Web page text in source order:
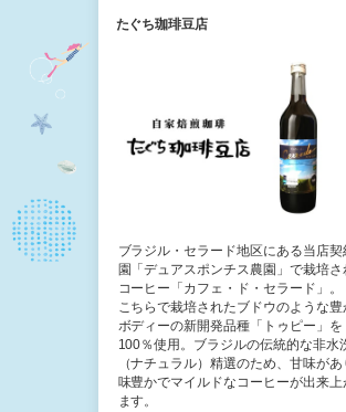
たぐち珈琲豆店
ブラジル・セラード地区にある当店契
園「デュアスポンチス農園」で栽培さ
コーヒー「カフェ・ド・セラード」。
こちらで栽培されたブドウのような豊
ボディーの新開発品種「トゥピー」を
100％使用。ブラジルの伝統的な非水
（ナチュラル）精選のため、甘味が
味豊かでマイルドなコーヒーが出来上
ます。